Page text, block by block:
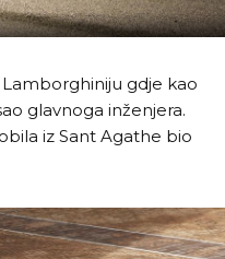
gdje kao
glavnoga inženjera.
iz Sant Agathe bio